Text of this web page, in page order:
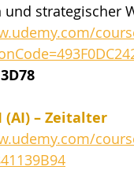
strategischer
– Zeitalter